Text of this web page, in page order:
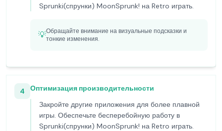
Sprunki(спрунки) MoonSprunk! на Retro играть.
💡Обращайте внимание на визуальные подсказки и
тонкие изменения.
4
Оптимизация производительности
Закройте другие приложения для более плавной
игры. Обеспечьте бесперебойную работу в
Sprunki(спрунки) MoonSprunk! на Retro играть.